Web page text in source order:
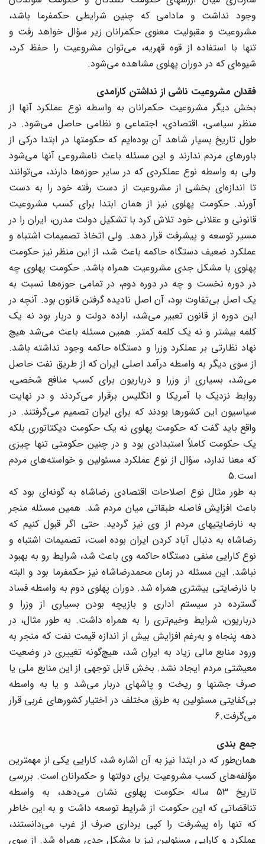
وجود نداشت و مادامی که چنین شرایطی حکمفرما باشد،
مشروعیت و مقبولیت معنوی حکمرانان زیر سؤال خواهد رفت و
تنها با استفاده از قوه قهریه، می‌توان مشروعیت را حفظ کرد،
شیوه‌ای که در دوران پهلوی مشاهده می‌شود.
فقدان مشروعیت ناشی از نداشتن کارامدی
بخش دیگر مشروعیت حکمرانان به واسطه نوع عملکرد آنها از
منظر سیاسی، اقتصادی، اجتماعی و نظامی حاصل می‌شود. در
طول تاریخ بسیار شاهد آن بوده‌ایم که حکومتها در ابتدا درکی از
باورهای مردم ندارند و این مسئله باعث نامشروعی آنها می‌شود
ولی به واسطه نوع عملکردی که در سایر حوزه‌ها دارند، می‌توانند
تا اندازه‌ای بخشی از مشروعیت از دست رفته خود را به دست
آورند. حکومت پهلوی نیز از همان ابتدا برای کسب مشروعیت
قانونی و عقلانی خود تلاش کرد با تشکیل دولت مدرن، ایران را در
مسیر توسعه و پیشرفت قرار دهد. ولی اتخاذ تصمیمات اشتباه و
عملکرد ضعیف دستگاه حاکمه باعث شد، از این منظر نیز حکومت
پهلوی با مشکل جدی مشروعیت همراه باشد. حکومت پهلوی چه
در دوره نخست و چه در دوره دوم، در تمامی حوزه‌ها نسبت به
یک اصل بی‌تفاوت بود، آن اصل نادیده گرفتن قانون بود. آنچه در
این دوره از قانون تعبیر می‌شد، اراده دولت و دربار بود نه یک
کلمه بیشتر و نه یک کلمه کمتر. همین مسئله باعث می‌شد هیچ
نهاد نظارتی بر عملکرد وزرا و دستگاه حاکمه وجود نداشته باشد.
از سوی دیگر به واسطه درآمد اصلی ایران که از طریق نفت حاصل
می‌شد، بسیاری از وزرا و درباریون برای کسب منافع شخصی،
روابط نزدیک با آمریکا و انگلیس برقرار می‌کردند و در نهایت
سیاسیون این کشورها بودند که برای ایران تصمیم می‌گرفتند. در
واقع باید گفت که حکومت پهلوی نه یک حکومت دیکتاتوری بلکه
یک حکومت کاملاً استبدادی بود و در چنین حکومتی تنها چیزی
که معنا ندارد، سؤال از نوع عملکرد مسئولین و خواسته‌های مردم
است.5
به طور مثال نوع اصلاحات اقتصادی رضاشاه به گونه‌ای بود که
باعث افزایش فاصله طبقاتی میان مردم شد. همین مسئله منجر
به نارضایتیهای مردم از وی نیز گردید. حتی اگر قبول کنیم که
رضاشاه به دنبال آباد کردن ایران بوده است، تصمیمات اشتباه و
نوع کارایی منفی دستگاه حاکمه وی باعث شد، شرایط رو به بهبود
نباشد. این مسئله در زمان محمدرضاشاه نیز حکمفرما بود و البته
با نارضایتی بیشتری همراه شد. دوران پهلوی دوم به واسطه فساد
گسترده در سیستم اداری و بازیچه بودن بسیاری از وزرا و
درباریون، شرایط وخیم‌تری را به همراه داشت. به طور مثال، در
دهه‌ پنجاه و به‌رغم افزایش بیش از اندازه قیمت نفت که منجر به
ورود منابع مالی زیاد به ایران شد، هیچ‌گونه تغییری در وضعیت
معیشتی مردم ایجاد نشد. بخش قابل توجهی از این منابع ملی یا
صرف جشنها و ریخت و پاشهای دربار می‌شد و یا به واسطه
بی‌کفایتی مسئولین به طرق مختلف در اختیار کشورهای غربی قرار
می‌گرفت.6
جمع بندی
همان‌طور که در ابتدا نیز به آن اشاره شد، کارایی یکی از مهمترین
مؤلفه‌های کسب مشروعیت برای دولتها و حکمرانان است. بررسی
تاریخ 53 ساله حکومت پهلوی نشان می‌دهد، به واسطه
تناقضاتی که این حکومت از شرایط توسعه داشت و به این خاطر
که تنها راه پیشرفت را کپی برداری صرف از غرب می‌دانستند،
عملکرد و کارایی مسئولین نیز با مشکل جدی همراه شد. از سوی